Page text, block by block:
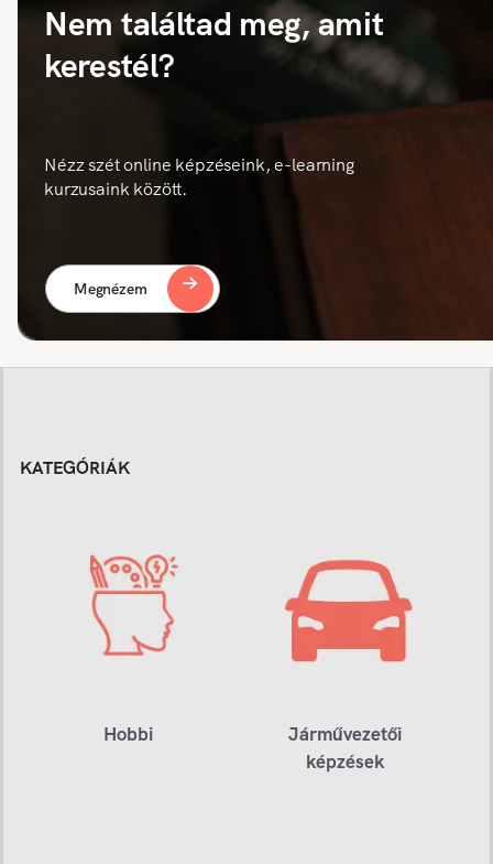
Nem találtad meg, amit
kerestél?
Nézz szét online képzéseink, e-learning
kurzusaink között.
Megnézem
KATEGÓRIÁK
Hobbi
Járművezetői
képzések